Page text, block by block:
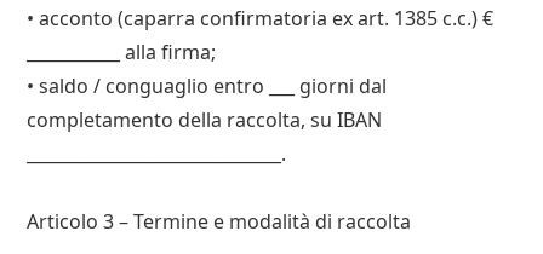
• acconto (caparra confirmatoria ex art. 1385 c.c.) €
___________ alla firma;
• saldo / conguaglio entro ___ giorni dal
completamento della raccolta, su IBAN
______________________________.
Articolo 3 – Termine e modalità di raccolta